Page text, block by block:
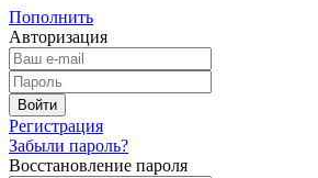
Пополнить
Авторизация
Регистрация
Забыли пароль?
Восстановление пароля